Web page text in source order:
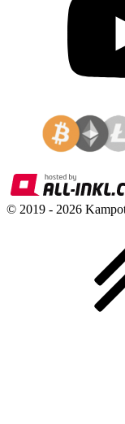
© 2019 - 2026